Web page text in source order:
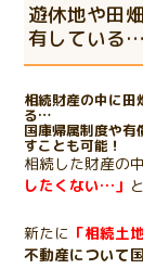
遊休地や田
有している…
相続財産の中に田
る…
国庫帰属制度や有
すことも可能！
相続した財産の
したくない…」
新たに 「相続土
不動産について